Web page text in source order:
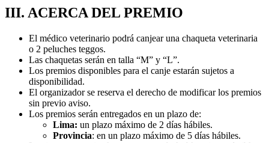
III. ACERCA DEL PREMIO
El médico veterinario podrá canjear una chaqueta veterinaria
o 2 peluches teggos.
Las chaquetas serán en talla “M” y “L”.
Los premios disponibles para el canje estarán sujetos a
disponibilidad.
El organizador se reserva el derecho de modificar los premios
sin previo aviso.
Los premios serán entregados en un plazo de:
Lima: un plazo máximo de 2 días hábiles.
Provincia: en un plazo máximo de 5 días hábiles.